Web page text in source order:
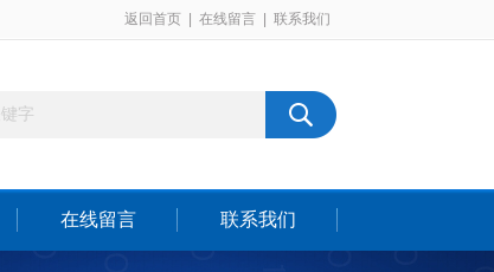
返回首页 在线留言 联系我们
在线留言 联系我们